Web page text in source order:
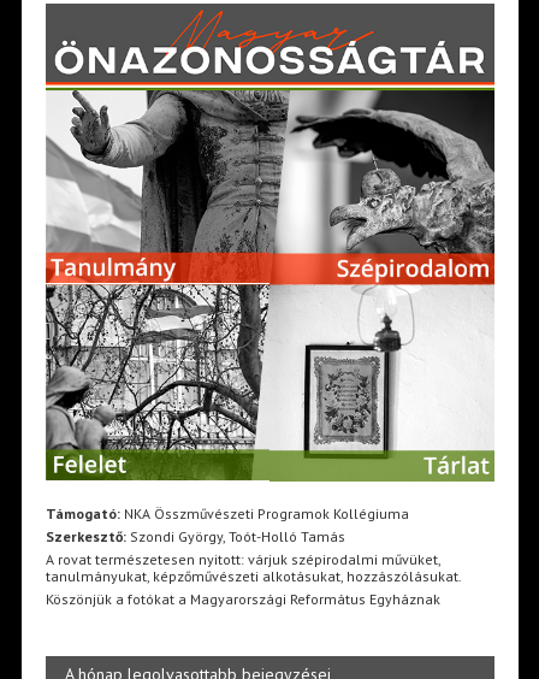
Támogató:NKA Összművészeti Programok Kollégiuma
Szerkesztő:Szondi György, Toót-Holló Tamás
A rovat természetesen nyitott: várjuk szépirodalmi művüket,
tanulmányukat, képzőművészeti alkotásukat, hozzászólásukat.
Köszönjük a fotókat a Magyarországi Református Egyháznak
A hónap legolvasottabb bejegyzései